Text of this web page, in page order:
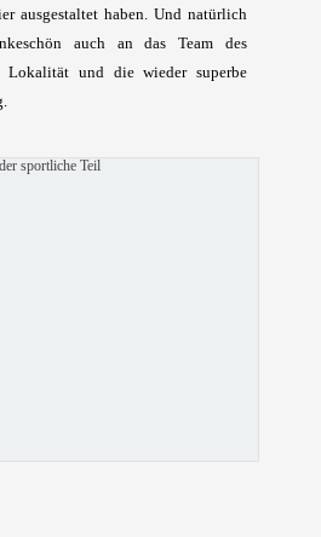
ausgestaltet haben. Und natürlich
auch an das Team des
Lokalität und die wieder superbe
der sportliche Teil